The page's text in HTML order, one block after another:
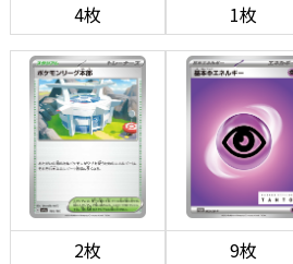
4枚 1枚
2枚 9枚